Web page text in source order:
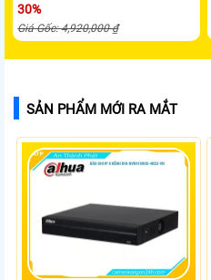
30%
Giá Gốc: 4,920,000 ₫
SẢN PHẨM MỚI RA MẮT